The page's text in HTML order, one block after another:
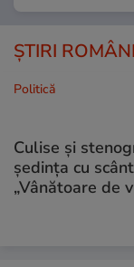
ȘTIRI
Politică
Culise și
ședința cu
„Vânătoare de